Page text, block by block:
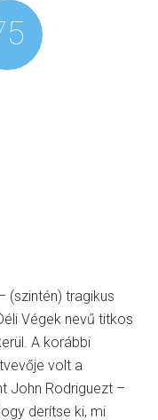
(szintén) tragikus
Végek nevű titkos
A korábbi
volt a
John Rodriguezt –
derítse ki, mi